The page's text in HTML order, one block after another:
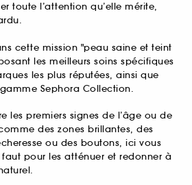
toute l’attention qu’elle mérite,
cette mission "peau saine et teint
les meilleurs soins spécifiques
les plus réputées, ainsi que
Sephora Collection.
les premiers signes de l’âge ou de
des zones brillantes, des
ou des boutons, ici vous
pour les atténuer et redonner à